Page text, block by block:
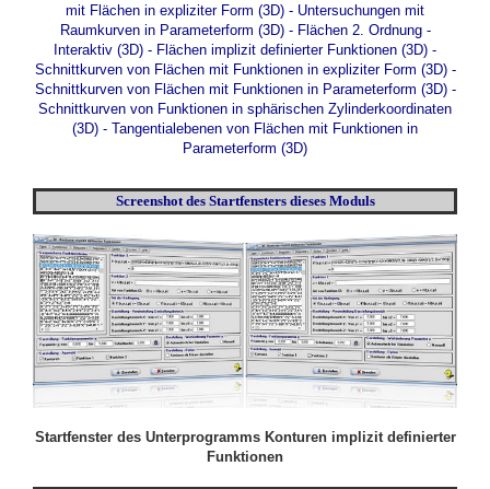
mit Flächen in expliziter Form (3D) - Untersuchungen mit
Raumkurven in Parameterform (3D)- Flächen 2. Ordnung -
Interaktiv (3D) - Flächen implizit definierter Funktionen (3D) -
Schnittkurven von Flächen mit Funktionen in expliziter Form (3D)-
Schnittkurven von Flächen mit Funktionen in Parameterform (3D)-
Schnittkurven von Funktionen in sphärischen Zylinderkoordinaten
(3D) - Tangentialebenen von Flächen mit Funktionen in
Parameterform (3D)
Screenshot des Startfensters dieses Moduls
Startfenster des Unterprogramms Konturen implizit definierter
Funktionen